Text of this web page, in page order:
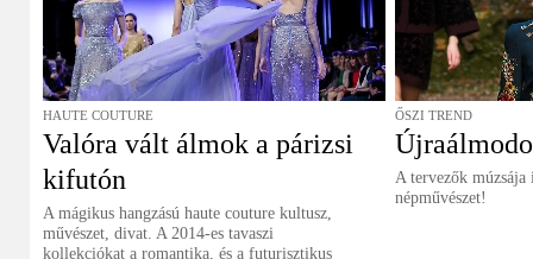
HAUTE COUTURE
Valóra vált álmok a párizsi
kifutón
A mágikus hangzású haute couture kultusz,
művészet, divat. A 2014-es tavaszi
kollekciókat a romantika, és a futurisztikus
ŐSZI TREND
A tervezők
népművészet!